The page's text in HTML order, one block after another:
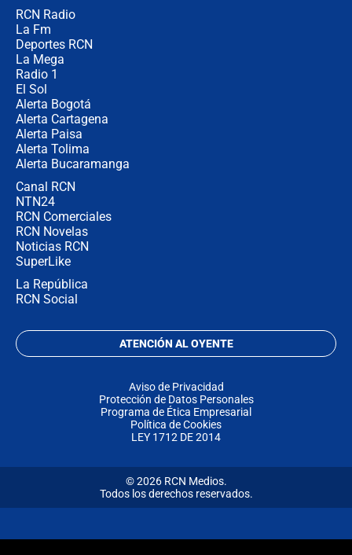
RCN Radio
La Fm
Deportes RCN
La Mega
Radio 1
El Sol
Alerta Bogotá
Alerta Cartagena
Alerta Paisa
Alerta Tolima
Alerta Bucaramanga
Canal RCN
NTN24
RCN Comerciales
RCN Novelas
Noticias RCN
SuperLike
La República
RCN Social
ATENCIÓN AL OYENTE
Aviso de Privacidad
Protección de Datos Personales
Programa de Ética Empresarial
Política de Cookies
LEY 1712 DE 2014
© 2026 RCN Medios.
Todos los derechos reservados.